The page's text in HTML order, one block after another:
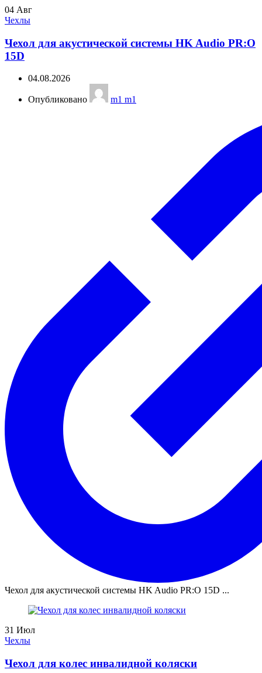
04 Авг
Чехлы
Чехол для акустической системы HK Audio PR:O
15D
04.08.2026
Опубликовано m1 m1
Чехол для акустической системы HK Audio PR:O 15D ...
31 Июл
Чехлы
Чехол для колес инвалидной коляски